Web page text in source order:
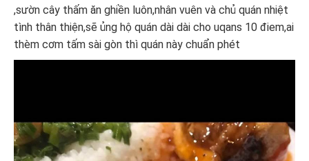
,sườn cây thấm ăn ghiền luôn,nhân vuên và chủ quán nhiệt
tình thân thiện,sẽ ủng hộ quán dài dài cho uqans 10 điem,ai
thèm cơm tấm sài gòn thì quán này chuẩn phét